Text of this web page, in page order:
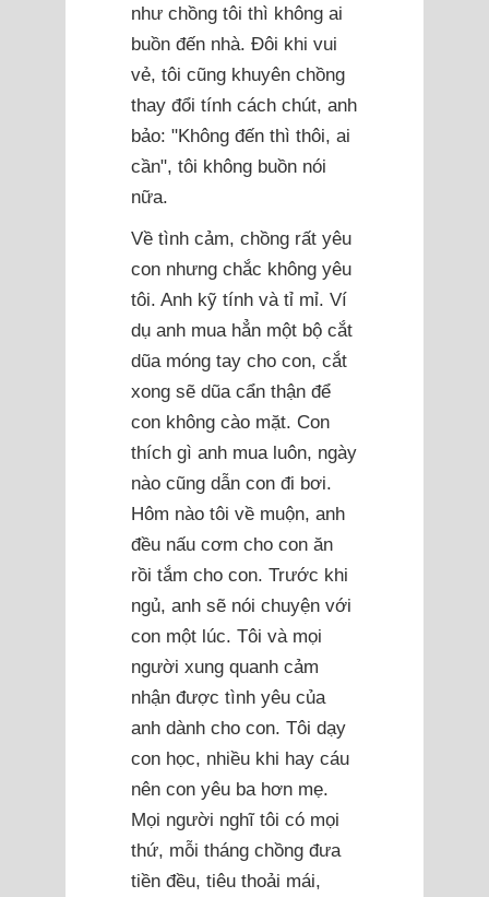
như chồng tôi thì không ai
buồn đến nhà. Đôi khi vui
vẻ, tôi cũng khuyên chồng
thay đổi tính cách chút, anh
bảo: "Không đến thì thôi, ai
cần", tôi không buồn nói
nữa.
Về tình cảm, chồng rất yêu
con nhưng chắc không yêu
tôi. Anh kỹ tính và tỉ mỉ. Ví
dụ anh mua hẳn một bộ cắt
dũa móng tay cho con, cắt
xong sẽ dũa cẩn thận để
con không cào mặt. Con
thích gì anh mua luôn, ngày
nào cũng dẫn con đi bơi.
Hôm nào tôi về muộn, anh
đều nấu cơm cho con ăn
rồi tắm cho con. Trước khi
ngủ, anh sẽ nói chuyện với
con một lúc. Tôi và mọi
người xung quanh cảm
nhận được tình yêu của
anh dành cho con. Tôi dạy
con học, nhiều khi hay cáu
nên con yêu ba hơn mẹ.
Mọi người nghĩ tôi có mọi
thứ, mỗi tháng chồng đưa
tiền đều, tiêu thoải mái,